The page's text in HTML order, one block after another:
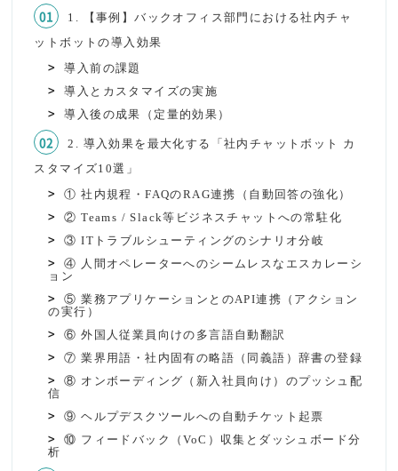
1. 【事例】バックオフィス部門における社内チャ
ットボットの導入効果
導入前の課題
導入とカスタマイズの実施
導入後の成果（定量的効果）
2. 導入効果を最大化する「社内チャットボット カ
スタマイズ10選」
① 社内規程・FAQのRAG連携（自動回答の強化）
② Teams / Slack等ビジネスチャットへの常駐化
③ ITトラブルシューティングのシナリオ分岐
④ 人間オペレーターへのシームレスなエスカレーシ
ョン
⑤ 業務アプリケーションとのAPI連携（アクション
の実行）
⑥ 外国人従業員向けの多言語自動翻訳
⑦ 業界用語・社内固有の略語（同義語）辞書の登録
⑧ オンボーディング（新入社員向け）のプッシュ配
信
⑨ ヘルプデスクツールへの自動チケット起票
⑩ フィードバック（VoC）収集とダッシュボード分
析